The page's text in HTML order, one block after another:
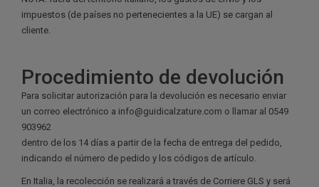
impuestos (de países no pertenecientes a la UE) se cargan al
cliente.
Procedimiento de devolución
Para solicitar autorización para la devolución es necesario enviar
un correo electrónico a info@guidicalzature.com o llamar al 0549
903962
dentro de los 14 días a partir de la fecha de entrega del pedido,
indicando el número de pedido y los códigos de artículo.
En Italia, la recolección se realizará a través de Corriere GLS y será